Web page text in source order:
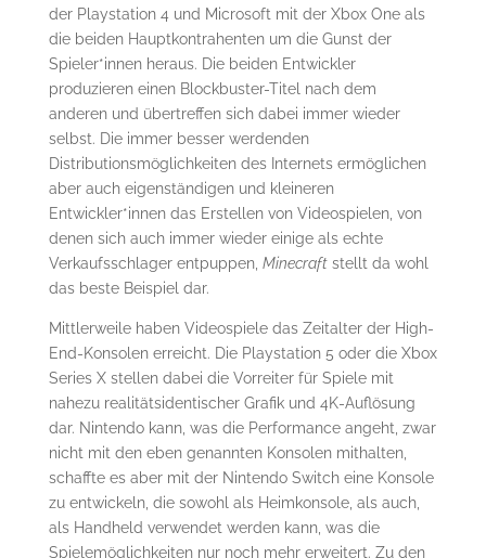
der Playstation 4 und Microsoft mit der Xbox One als
die beiden Hauptkontrahenten um die Gunst der
Spieler*innen heraus. Die beiden Entwickler
produzieren einen Blockbuster-Titel nach dem
anderen und übertreffen sich dabei immer wieder
selbst. Die immer besser werdenden
Distributionsmöglichkeiten des Internets ermöglichen
aber auch eigenständigen und kleineren
Entwickler*innen das Erstellen von Videospielen, von
denen sich auch immer wieder einige als echte
Verkaufsschlager entpuppen, Minecraftstellt da wohl
das beste Beispiel dar.
Mittlerweile haben Videospiele das Zeitalter der High-
End-Konsolen erreicht. Die Playstation 5 oder die Xbox
Series X stellen dabei die Vorreiter für Spiele mit
nahezu realitätsidentischer Grafik und 4K-Auflösung
dar. Nintendo kann, was die Performance angeht, zwar
nicht mit den eben genannten Konsolen mithalten,
schaffte es aber mit der Nintendo Switch eine Konsole
zu entwickeln, die sowohl als Heimkonsole, als auch,
als Handheld verwendet werden kann, was die
Spielemöglichkeiten nur noch mehr erweitert. Zu den